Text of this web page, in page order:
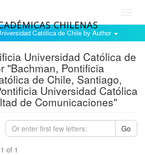
Católica de Chile by Author
Universidad Católica de
"Bachman, Pontificia
de Chile, Santiago,
Universidad Católica
de Comunicaciones"
Go
of 1